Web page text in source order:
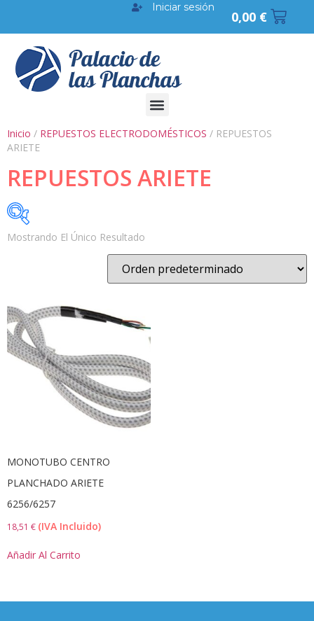
0,00 €
Iniciar sesión
Inicio / REPUESTOS ELECTRODOMÉSTICOS / REPUESTOS
ARIETE
REPUESTOS ARIETE
6 €
6
En Oferta
COLOR DEL PRODUCTO
TALLA DEL PRODUCTO
Mostrando El Único Resultado
MONOTUBO CENTRO
PLANCHADO ARIETE
6256/6257
18,51 € (IVA Incluido)
Añadir Al Carrito